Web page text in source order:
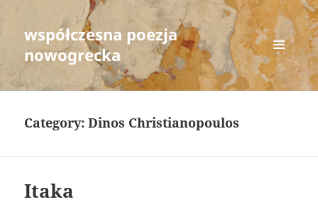
współczesna poezja
nowogrecka
MENU
AND
WIDGETS
Category:Dinos Christianopoulos
Itaka